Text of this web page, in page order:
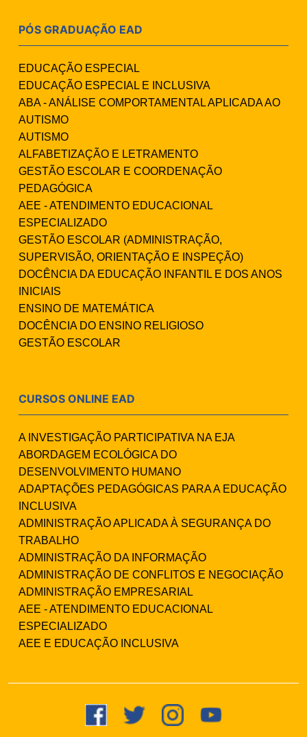
PÓS GRADUAÇÃO EAD
EDUCAÇÃO ESPECIAL
EDUCAÇÃO ESPECIAL E INCLUSIVA
ABA - ANÁLISE COMPORTAMENTAL APLICADA AO
AUTISMO
AUTISMO
ALFABETIZAÇÃO E LETRAMENTO
GESTÃO ESCOLAR E COORDENAÇÃO
PEDAGÓGICA
AEE - ATENDIMENTO EDUCACIONAL
ESPECIALIZADO
GESTÃO ESCOLAR (ADMINISTRAÇÃO,
SUPERVISÃO, ORIENTAÇÃO E INSPEÇÃO)
DOCÊNCIA DA EDUCAÇÃO INFANTIL E DOS ANOS
INICIAIS
ENSINO DE MATEMÁTICA
DOCÊNCIA DO ENSINO RELIGIOSO
GESTÃO ESCOLAR
CURSOS ONLINE EAD
A INVESTIGAÇÃO PARTICIPATIVA NA EJA
ABORDAGEM ECOLÓGICA DO
DESENVOLVIMENTO HUMANO
ADAPTAÇÕES PEDAGÓGICAS PARA A EDUCAÇÃO
INCLUSIVA
ADMINISTRAÇÃO APLICADA À SEGURANÇA DO
TRABALHO
ADMINISTRAÇÃO DA INFORMAÇÃO
ADMINISTRAÇÃO DE CONFLITOS E NEGOCIAÇÃO
ADMINISTRAÇÃO EMPRESARIAL
AEE - ATENDIMENTO EDUCACIONAL
ESPECIALIZADO
AEE E EDUCAÇÃO INCLUSIVA